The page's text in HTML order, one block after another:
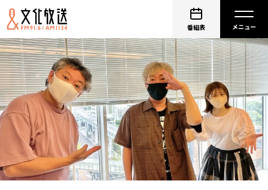
番組表